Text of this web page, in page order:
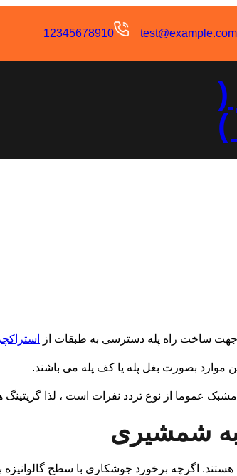
test@example.com
12345678910
(
)
جهت ساخت راه پله دسترسی به طبقات از
موارد بصورت بغل پله یا کف پله می باشند.
عموما از نوع تردد نفرات است ، لذا
به شمشیری
اگرچه برخورد جوشکاری با سطح